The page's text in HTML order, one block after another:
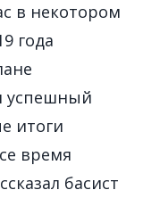
в некотором
года
успешный
итоги
время
басист